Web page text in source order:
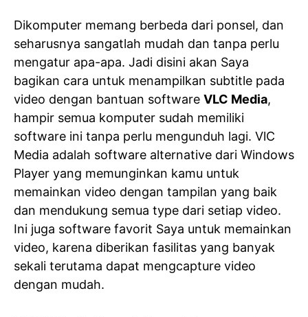
Dikomputer memang berbeda dari ponsel, dan
seharusnya sangatlah mudah dan tanpa perlu
mengatur apa-apa. Jadi disini akan Saya
bagikan cara untuk menampilkan subtitle pada
video dengan bantuan software VLC Media,
hampir semua komputer sudah memiliki
software ini tanpa perlu mengunduh lagi. VlC
Media adalah software alternative dari Windows
Player yang memunginkan kamu untuk
memainkan video dengan tampilan yang baik
dan mendukung semua type dari setiap video.
Ini juga software favorit Saya untuk memainkan
video, karena diberikan fasilitas yang banyak
sekali terutama dapat mengcapture video
dengan mudah.